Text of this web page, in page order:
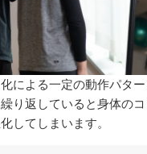
による一定の動作パタ
り返していると身体のコ
してしまいます。